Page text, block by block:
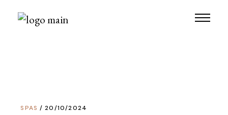
SPAS 20/10/2024